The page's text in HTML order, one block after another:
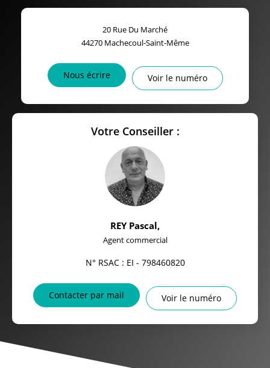
20 Rue Du Marché
44270 Machecoul-Saint-Même
Nous écrire Voir le numéro
Votre Conseiller :
REY Pascal,
Agent commercial
N° RSAC : EI - 798460820
Contacter par mail Voir le numéro